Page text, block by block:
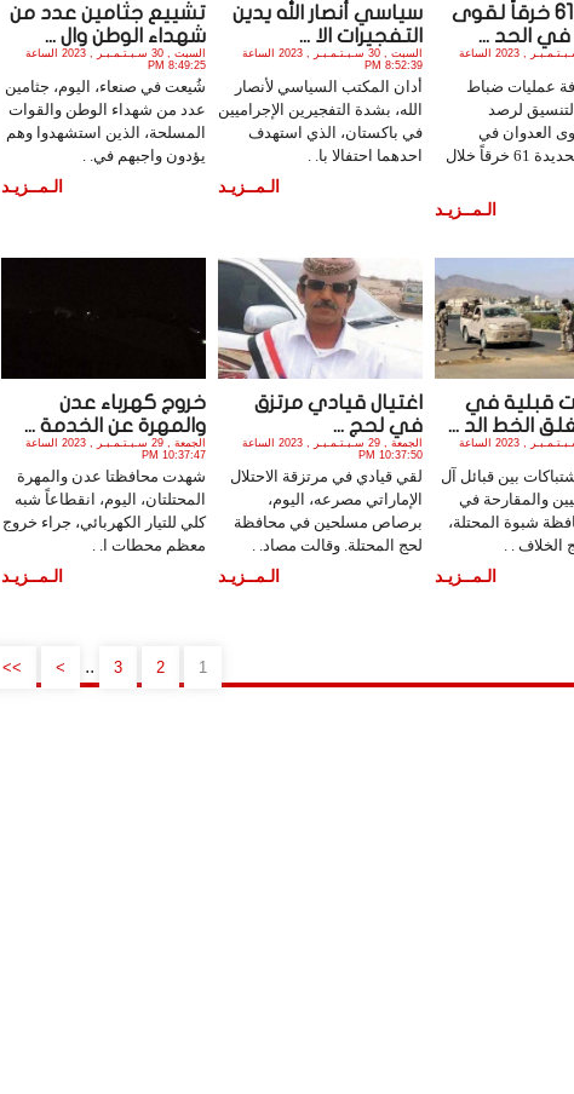
تسجيل 61 خرقاً لقوى
في الحد ...
السبت , 30 سـبـتـمـبـر , 2023 الساعة
عمليات ضباط
لرصد
العدوان في
محافظة الحديدة 61 خرقاً خلال
الـمــزيـد
سياسي أنصار الله يدين
التفجيرات الا ...
السبت , 30 سـبـتـمـبـر , 2023 الساعة
8:52:39 PM
أدان المكتب السياسي لأنصار
الله، بشدة التفجيرين الإجراميين
في باكستان، الذي استهدف
احدهما احتفالا با. .
الـمــزيـد
تشييع جثامين عدد من
شهداء الوطن وال ...
السبت , 30 سـبـتـمـبـر , 2023 الساعة
8:49:25 PM
شُيعت في صنعاء، اليوم، جثامين
عدد من شهداء الوطن والقوات
المسلحة، الذين استشهدوا وهم
يؤدون واجبهم في. .
الـمــزيـد
قبلية في
الخط الد ...
الجمعة , 29 سـبـتـمـبـر , 2023 الساعة
بين قبائل آل
والمقارحة في
شبوة المحتلة،
. .
الـمــزيـد
اغتيال قيادي مرتزق
في لحج ...
الجمعة , 29 سـبـتـمـبـر , 2023 الساعة
10:37:50 PM
لقي قيادي في مرتزقة الاحتلال
الإماراتي مصرعه، اليوم،
برصاص مسلحين في محافظة
لحج المحتلة. وقالت مصاد. .
الـمــزيـد
خروج كهرباء عدن
والمهرة عن الخدمة ...
الجمعة , 29 سـبـتـمـبـر , 2023 الساعة
10:37:47 PM
شهدت محافظتا عدن والمهرة
المحتلتان، اليوم، انقطاعاً شبه
كلي للتيار الكهربائي، جراء خروج
معظم محطات ا. .
الـمــزيـد
1
2
3
..
>
>>